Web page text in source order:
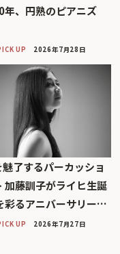
年、円熟のピアニズ
UP 2026年7月28日
了するパーカッショ
加藤訓子がライヒ生誕
彩るアニバーサリー…
UP 2026年7月27日